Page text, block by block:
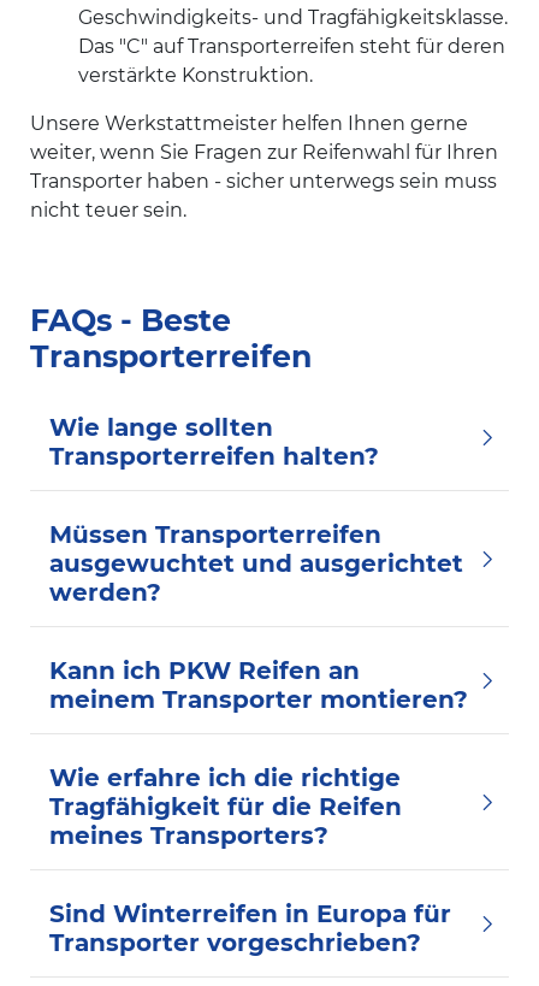
Geschwindigkeits- und Tragfähigkeitsklasse.
Das "C" auf Transporterreifen steht für deren
verstärkte Konstruktion.
Unsere Werkstattmeister helfen Ihnen gerne
weiter, wenn Sie Fragen zur Reifenwahl für Ihren
Transporter haben - sicher unterwegs sein muss
nicht teuer sein.
FAQs - Beste
Transporterreifen
Wie lange sollten
Transporterreifen halten?
Müssen Transporterreifen
ausgewuchtet und ausgerichtet
werden?
Kann ich PKW Reifen an
meinem Transporter montieren?
Wie erfahre ich die richtige
Tragfähigkeit für die Reifen
meines Transporters?
Sind Winterreifen in Europa für
Transporter vorgeschrieben?